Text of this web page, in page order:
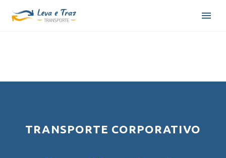
TRANSPORTE CORPORATIVO